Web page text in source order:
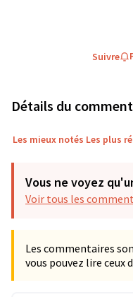
Suivre
Détails du
Les mieux notés Les plus
Vous ne voyez
Voir tous les
Les commentaires
vous pouvez lire ceux